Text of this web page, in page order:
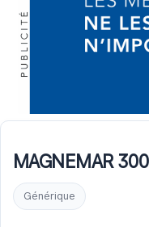
MAGNEMAR
Générique